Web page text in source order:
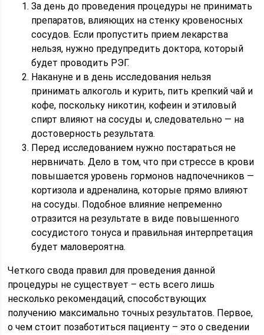
За день до проведения процедуры не принимать
препаратов, влияющих на стенку кровеносных
сосудов. Если пропустить прием лекарства
нельзя, нужно предупредить доктора, который
будет проводить РЭГ.
Накануне и в день исследования нельзя
принимать алкоголь и курить, пить крепкий чай и
кофе, поскольку никотин, кофеин и этиловый
спирт влияют на сосуды и, следовательно — на
достоверность результата.
Перед исследованием нужно постараться не
нервничать. Дело в том, что при стрессе в крови
повышается уровень гормонов надпочечников —
кортизола и адреналина, которые прямо влияют
на сосуды. Подобное влияние непременно
отразится на результате в виде повышенного
сосудистого тонуса и правильная интерпретация
будет маловероятна.
Четкого свода правил для проведения данной
процедуры не существует – есть всего лишь
несколько рекомендаций, способствующих
получению максимально точных результатов. Первое,
о чем стоит позаботиться пациенту – это о сведении